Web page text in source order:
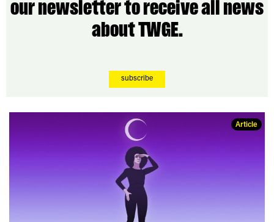
our newsletter to receive all news
about TWGE.
subscribe
Article